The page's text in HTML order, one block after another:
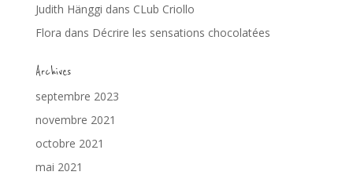
Judith Hänggi dans CLub Criollo
Flora dans Décrire les sensations chocolatées
Archives
septembre 2023
novembre 2021
octobre 2021
mai 2021